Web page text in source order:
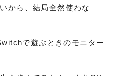
から、結局全然使わな
で遊ぶときのモニター